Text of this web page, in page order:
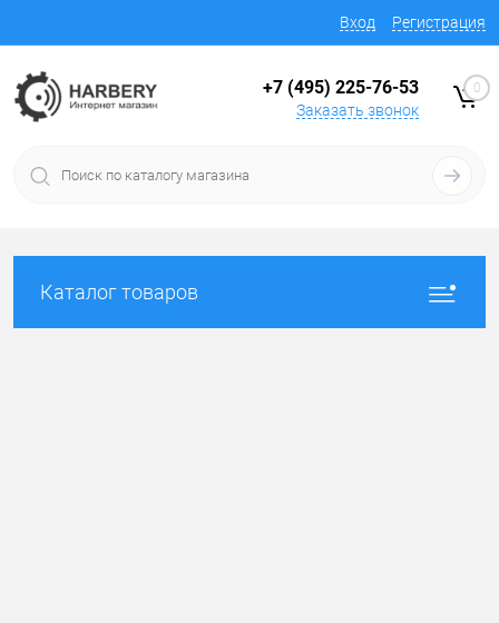
Вход Регистрация
+7 (495) 225-76-53
Заказать звонок
0
Каталог товаров